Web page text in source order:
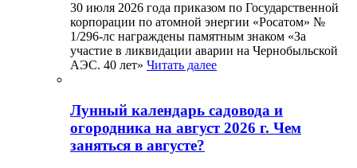
30 июля 2026 года приказом по Государственной
корпорации по атомной энергии «Росатом» №
1/296-лс награждены памятным знаком «За
участие в ликвидации аварии на Чернобыльской
АЭС. 40 лет» Читать далее
Лунный календарь садовода и
огородника на август 2026 г. Чем
заняться в августе?